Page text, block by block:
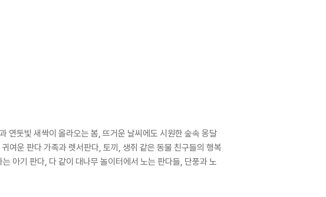
연둣빛 새싹이 올라오는 봄, 뜨거운 날씨에도 시원한 숲속 옹달
여운 판다 가족과 렛서판다, 토끼, 생쥐 같은 동물 친구들의 행복
아기 판다, 다 같이 대나무 놀이터에서 노는 판다들, 단풍과 노